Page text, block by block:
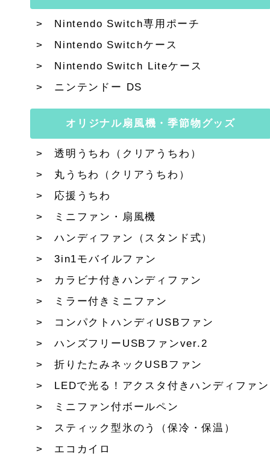
Nintendo Switch専用ポーチ
Nintendo Switchケース
Nintendo Switch Liteケース
ニンテンドー DS
オリジナル扇風機・季節物グッズ
透明うちわ（クリアうちわ）
丸うちわ（クリアうちわ）
応援うちわ
ミニファン・扇風機
ハンディファン（スタンド式）
3in1モバイルファン
カラビナ付きハンディファン
ミラー付きミニファン
コンパクトハンディUSBファン
ハンズフリーUSBファンver.2
折りたたみネックUSBファン
LEDで光る！アクスタ付きハンディファン
ミニファン付ボールペン
スティック型氷のう（保冷・保温）
エコカイロ